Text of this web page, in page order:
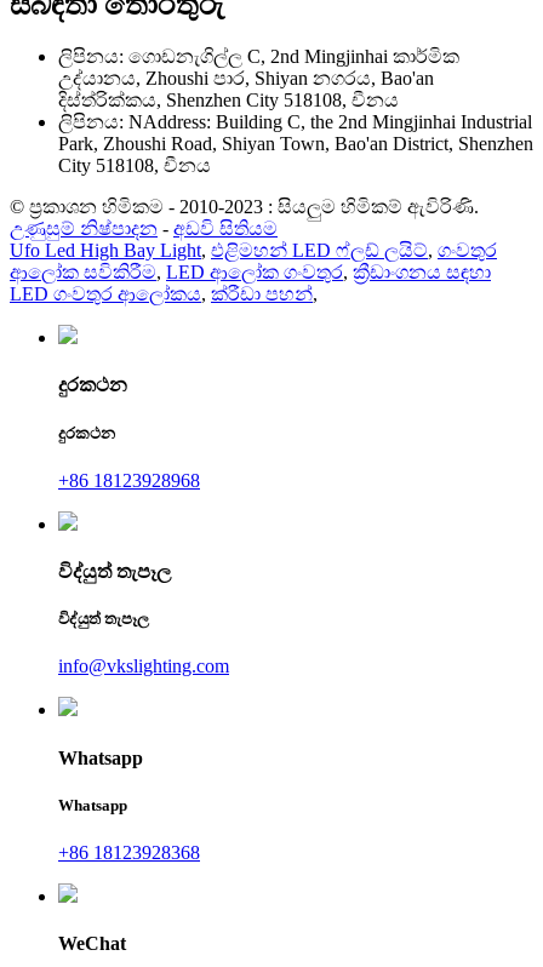
ලිපිනය: ගොඩනැගිල්ල C, 2nd Mingjinhai කාර්මික
උද්යානය, Zhoushi පාර, Shiyan නගරය, Bao'an
දිස්ත්රික්කය, Shenzhen City 518108, චීනය
ලිපිනය: NAddress: Building C, the 2nd Mingjinhai Industrial
Park, Zhoushi Road, Shiyan Town, Bao'an District, Shenzhen
City 518108, චීනය
© ප්‍රකාශන හිමිකම - 2010-2023 : සියලුම හිමිකම් ඇවිරිණි.
උණුසුම් නිෂ්පාදන - අඩවි සිතියම
Ufo Led High Bay Light, එළිමහන් LED ෆ්ලඩ් ලයිට්, ගංවතුර
ආලෝක සවිකිරීම, LED ආලෝක ගංවතුර, ක්‍රීඩාංගනය සඳහා
LED ගංවතුර ආලෝකය, ක්රීඩා පහන්,
දුරකථන
දුරකථන
+86 18123928968
විද්යුත් තැපෑල
විද්යුත් තැපෑල
info@vkslighting.com
Whatsapp
Whatsapp
+86 18123928368
WeChat